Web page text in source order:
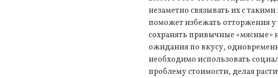
незаметно связывать их с
поможет избежать отторжения у
сохранять привычные «мясные»
ожидания по вкусу,
необходимо использовать
проблему стоимости, делая